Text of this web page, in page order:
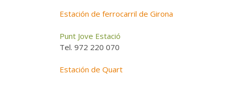
Estación de ferrocarril de Girona
Punt Jove Estació
Tel. 972 220 070
Estación de Quart